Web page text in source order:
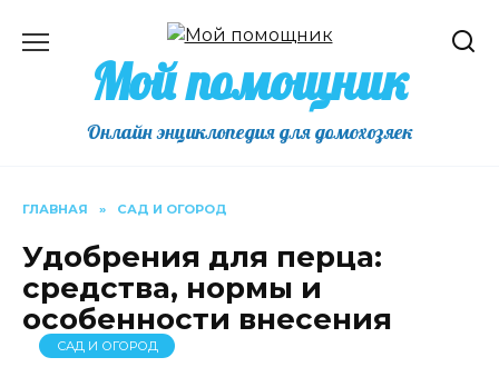
содержаниюМой помощник
Онлайн энциклопедия для домохозяек
ГЛАВНАЯ » САД И ОГОРОД
Удобрения для перца:
средства, нормы и
особенности внесения
САД И ОГОРОД